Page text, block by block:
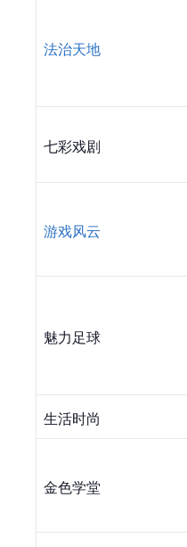
法治天地
七彩戏剧
游戏风云
魅力足球
生活时尚
金色学堂